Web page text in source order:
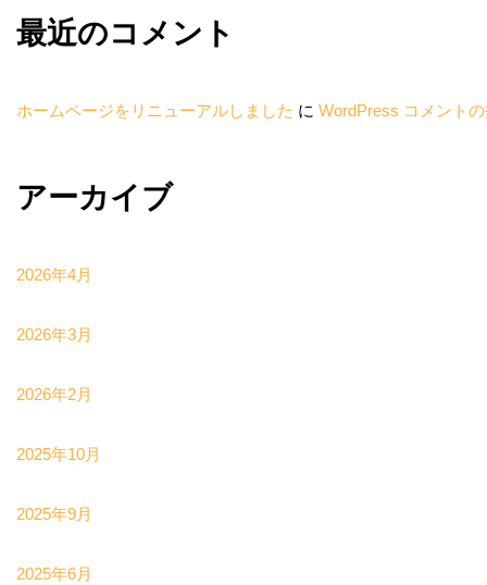
最近のコメント
ホームページをリニューアルしました に WordPress コメント
アーカイブ
2026年4月
2026年3月
2026年2月
2025年10月
2025年9月
2025年6月